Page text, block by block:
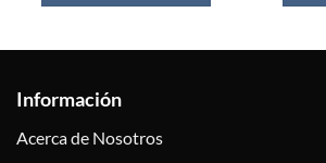
Información
Acerca de Nosotros